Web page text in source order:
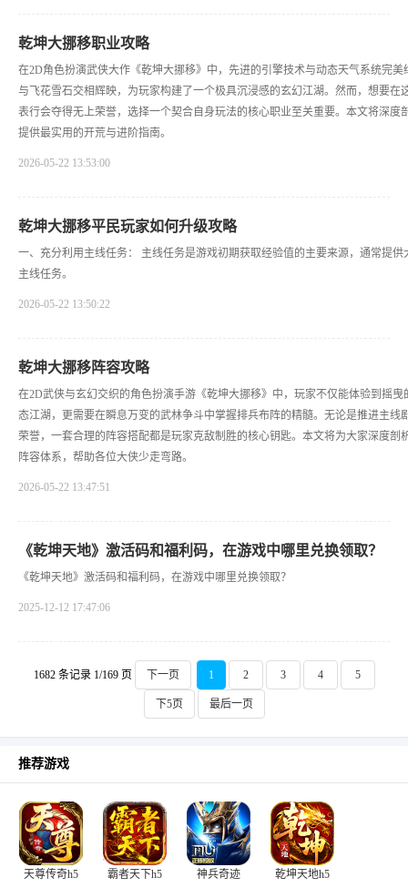
乾坤大挪移职业攻略
在2D角色扮演武侠大作《乾坤大挪移》中，先进的引擎技术与动态天气系统完
与飞花雪石交相辉映，为玩家构建了一个极具沉浸感的玄幻江湖。然而，想要在
表行会夺得无上荣誉，选择一个契合自身玩法的核心职业至关重要。本文将深度
提供最实用的开荒与进阶指南。
2026-05-22 13:53:00
乾坤大挪移平民玩家如何升级攻略
一、充分利用主线任务： 主线任务是游戏初期获取经验值的主要来源，通常提
主线任务。
2026-05-22 13:50:22
乾坤大挪移阵容攻略
在2D武侠与玄幻交织的角色扮演手游《乾坤大挪移》中，玩家不仅能体验到摇
态江湖，更需要在瞬息万变的武林争斗中掌握排兵布阵的精髓。无论是推进主线
荣誉，一套合理的阵容搭配都是玩家克敌制胜的核心钥匙。本文将为大家深度剖
阵容体系，帮助各位大侠少走弯路。
2026-05-22 13:47:51
《乾坤天地》激活码和福利码，在游戏中哪里兑换领取？
《乾坤天地》激活码和福利码，在游戏中哪里兑换领取？
2025-12-12 17:47:06
1682 条记录 1/169 页 下一页 1 2 3 4 5
下5页 最后一页
推荐游戏
天尊传奇h5 霸者天下h5 神兵奇迹 乾坤天地h5